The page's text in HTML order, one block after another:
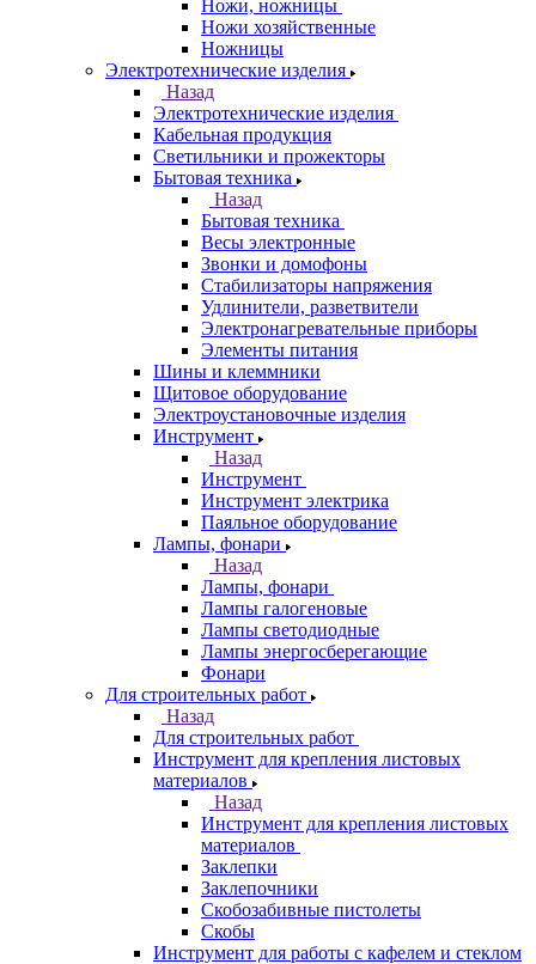
Ножи, ножницы
Ножи хозяйственные
Ножницы
Электротехнические изделия
Назад
Электротехнические изделия
Кабельная продукция
Светильники и прожекторы
Бытовая техника
Назад
Бытовая техника
Весы электронные
Звонки и домофоны
Стабилизаторы напряжения
Удлинители, разветвители
Электронагревательные приборы
Элементы питания
Шины и клеммники
Щитовое оборудование
Электроустановочные изделия
Инструмент
Назад
Инструмент
Инструмент электрика
Паяльное оборудование
Лампы, фонари
Назад
Лампы, фонари
Лампы галогеновые
Лампы светодиодные
Лампы энергосберегающие
Фонари
Для строительных работ
Назад
Для строительных работ
Инструмент для крепления листовых
материалов
Назад
Инструмент для крепления листовых
материалов
Заклепки
Заклепочники
Скобозабивные пистолеты
Скобы
Инструмент для работы с кафелем и стеклом